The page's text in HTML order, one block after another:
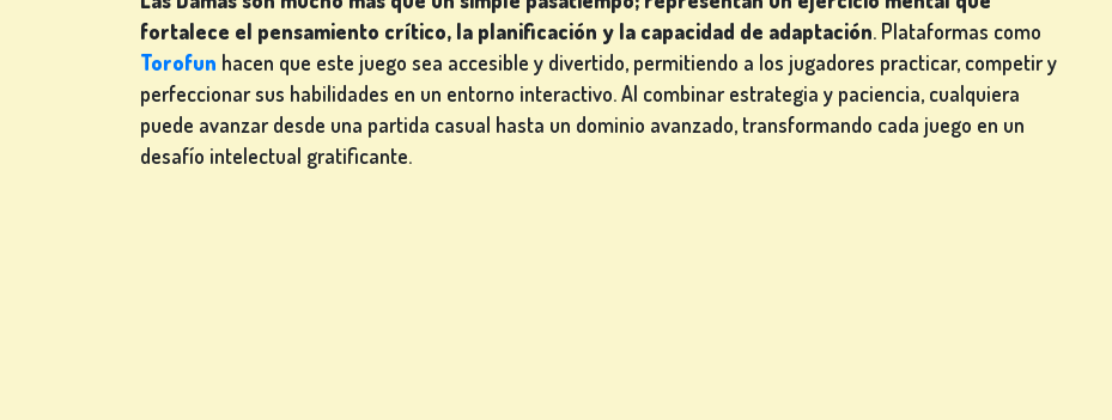
fortalece el pensamiento crítico, la planificación y la capacidad de adaptación. Plataformas como
Torofun hacen que este juego sea accesible y divertido, permitiendo a los jugadores practicar, competir y
perfeccionar sus habilidades en un entorno interactivo. Al combinar estrategia y paciencia, cualquiera
puede avanzar desde una partida casual hasta un dominio avanzado, transformando cada juego en un
desafío intelectual gratificante.